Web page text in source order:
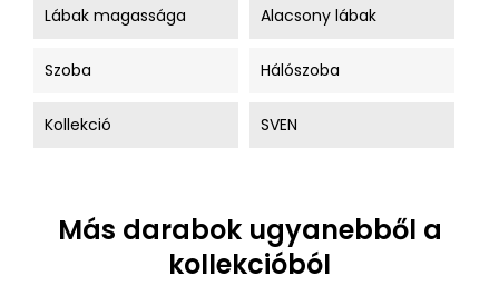
Lábak magassága Alacsony lábak
Szoba Hálószoba
Kollekció SVEN
Más darabok ugyanebből a
kollekcióból